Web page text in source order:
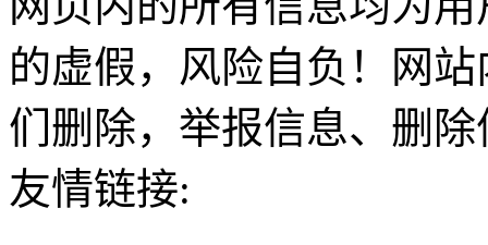
的虚假，风险自负！网
们删除，举报信息、删
友情链接: